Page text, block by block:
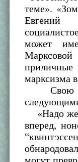
теме».
Евгений
может
марксизма
Свою
«Надо
вперед,